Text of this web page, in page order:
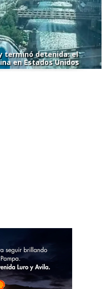
terminó detenida: el
en Estados Unidos